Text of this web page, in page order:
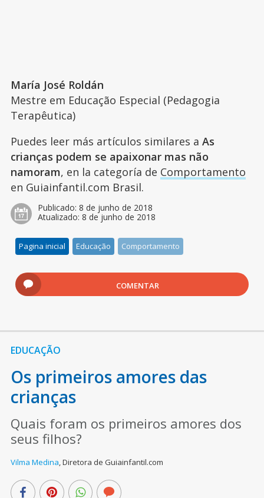
María José Roldán
Mestre em Educação Especial (Pedagogia
Terapêutica)
Puedes leer más artículos similares a As
crianças podem se apaixonar mas não
namoram, en la categoría de Comportamento
en Guiainfantil.com Brasil.
Publicado: 8 de junho de 2018
Atualizado: 8 de junho de 2018
Pagina inicial Educação Comportamento
COMENTAR
EDUCAÇÃO
Os primeiros amores das
crianças
Quais foram os primeiros amores dos
seus filhos?
Vilma Medina,Diretora de Guiainfantil.com